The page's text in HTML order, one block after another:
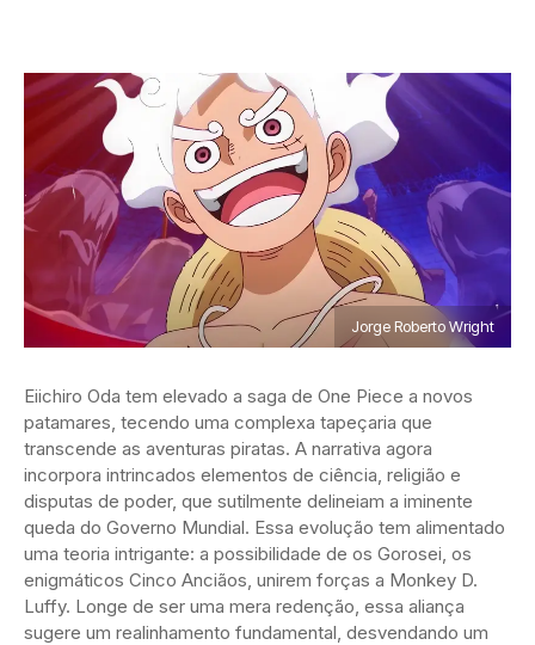
Jorge Roberto Wright
Eiichiro Oda tem elevado a saga de One Piece a novos
patamares, tecendo uma complexa tapeçaria que
transcende as aventuras piratas. A narrativa agora
incorpora intrincados elementos de ciência, religião e
disputas de poder, que sutilmente delineiam a iminente
queda do Governo Mundial. Essa evolução tem alimentado
uma teoria intrigante: a possibilidade de os Gorosei, os
enigmáticos Cinco Anciãos, unirem forças a Monkey D.
Luffy. Longe de ser uma mera redenção, essa aliança
sugere um realinhamento fundamental, desvendando um